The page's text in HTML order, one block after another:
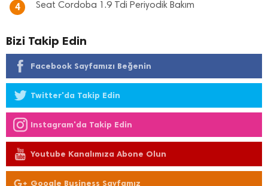
4 Seat Cordoba 1.9 Tdi Periyodik Bakım
Bizi Takip Edin
Facebook Sayfamızı Beğenin
Twitter'da Takip Edin
Instagram'da Takip Edin
Youtube Kanalımıza Abone Olun
Google Business Sayfamız